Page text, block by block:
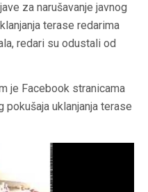
za narušavanje javnog
terase redarima
redari su odustali od
je Facebook stranicama
uklanjanja terase